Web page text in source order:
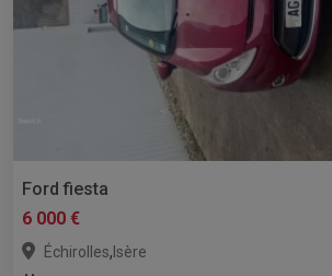
Ford fiesta
6 000 €
Échirolles, Isère